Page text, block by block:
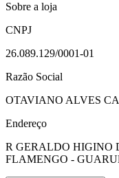
Sobre a loja
CNPJ
26.089.129/0001-01
Razão Social
OTAVIANO ALVES
Endereço
R GERALDO HIGINO
FLAMENGO -